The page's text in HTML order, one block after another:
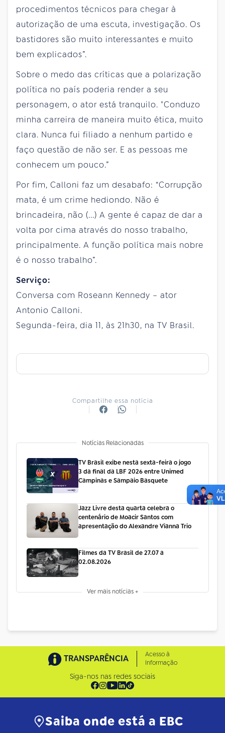
procedimentos técnicos para chegar à
autorização de uma escuta, investigação. Os
bastidores são muito interessantes e muito
bem explicados”.
Sobre o medo das críticas que a polarização
política no país poderia render a seu
personagem, o ator está tranquilo. "Conduzo
minha carreira de maneira muito ética, muito
clara. Nunca fui filiado a nenhum partido e
faço questão de não ser. E as pessoas me
conhecem um pouco.”
Por fim, Calloni faz um desabafo: “Corrupção
mata, é um crime hediondo. Não é
brincadeira, não (...) A gente é capaz de dar a
volta por cima através do nosso trabalho,
principalmente. A função política mais nobre
é o nosso trabalho”.
Serviço:
Conversa com Roseann Kennedy – ator
Antonio Calloni.
Segunda-feira, dia 11, às 21h30, na TV Brasil.
Compartilhe essa notícia
Notícias Relacionadas
TV Brasil exibe nesta sexta-feira o jogo
3 da final da LBF 2026 entre Unimed
Campinas e Sampaio Basquete
Jazz Livre desta quarta celebra o
centenário de Moacir Santos com
apresentação do Alexandre Vianna Trio
Filmes da TV Brasil de 27.07 a
02.08.2026
Ver mais notícias +
TRANSPARÊNCIA
Acesso à
Informação
Siga-nos nas redes sociais
Saiba onde está a EBC